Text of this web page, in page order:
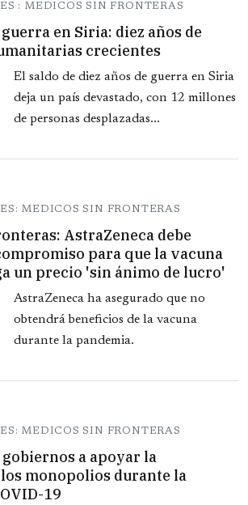
: MEDICOS SIN FRONTERAS
en Siria: diez años de
crecientes
El saldo de diez años de guerra en Siria
deja un país devastado, con 12 millones
de personas desplazadas...
MEDICOS SIN FRONTERAS
AstraZeneca debe
para que la vacuna
un precio 'sin ánimo de lucro'
AstraZeneca ha asegurado que no
obtendrá beneficios de la vacuna
durante la pandemia.
MEDICOS SIN FRONTERAS
gobiernos a apoyar la
monopolios durante la
19